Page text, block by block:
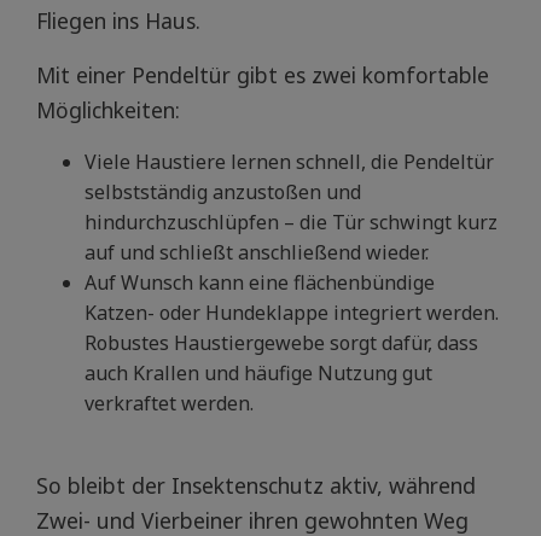
Fliegen ins Haus.
Mit einer Pendeltür gibt es zwei komfortable
Möglichkeiten:
Viele Haustiere lernen schnell, die Pendeltür
selbstständig anzustoßen und
hindurchzuschlüpfen – die Tür schwingt kurz
auf und schließt anschließend wieder.
Auf Wunsch kann eine flächenbündige
Katzen- oder Hundeklappe integriert werden.
Robustes Haustiergewebe sorgt dafür, dass
auch Krallen und häufige Nutzung gut
verkraftet werden.
So bleibt der Insektenschutz aktiv, während
Zwei- und Vierbeiner ihren gewohnten Weg